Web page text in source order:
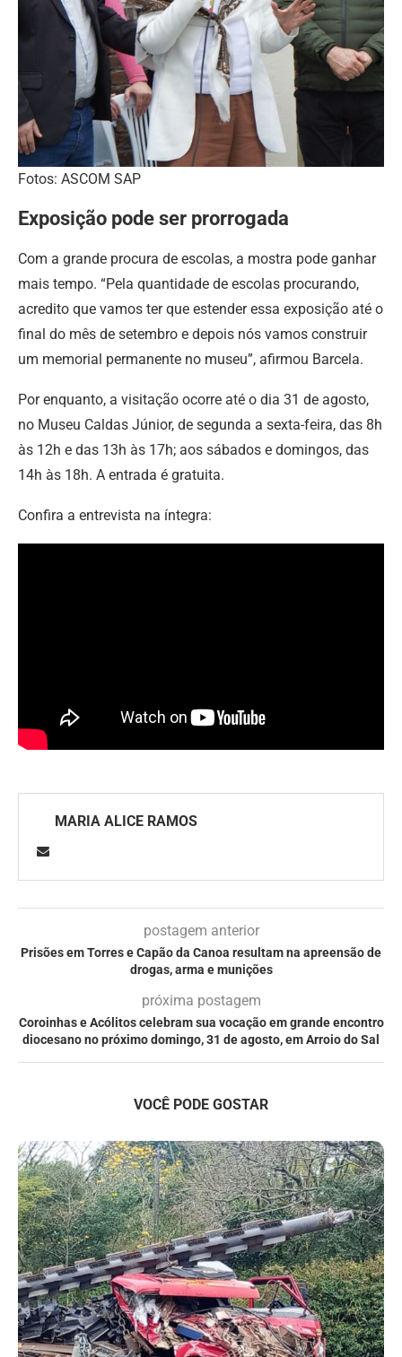
Fotos: ASCOM SAP
Exposição pode ser prorrogada
Com a grande procura de escolas, a mostra pode ganhar
mais tempo. “Pela quantidade de escolas procurando,
acredito que vamos ter que estender essa exposição até o
final do mês de setembro e depois nós vamos construir
um memorial permanente no museu”, afirmou Barcela.
Por enquanto, a visitação ocorre até o dia 31 de agosto,
no Museu Caldas Júnior, de segunda a sexta-feira, das 8h
às 12h e das 13h às 17h; aos sábados e domingos, das
14h às 18h. A entrada é gratuita.
Confira a entrevista na íntegra:
MARIA ALICE RAMOS
postagem anterior
Prisões em Torres e Capão da Canoa resultam na apreensão de
drogas, arma e munições
próxima postagem
Coroinhas e Acólitos celebram sua vocação em grande encontro
diocesano no próximo domingo, 31 de agosto, em Arroio do Sal
VOCÊ PODE GOSTAR